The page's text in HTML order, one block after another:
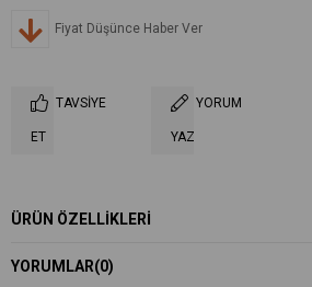
Fiyat Düşünce Haber Ver
TAVSIYE
ET
YORUM
YAZ
ÜRÜN ÖZELLIKLERI
YORUMLAR(0)